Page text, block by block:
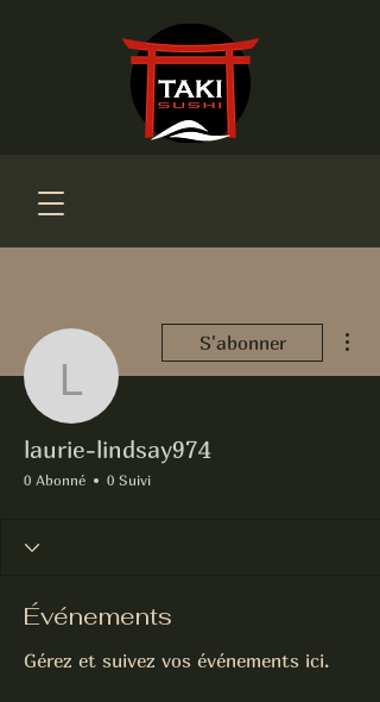
laurie-lindsay974
S'abonner
laurie-lindsay974
0 Abonné 0 Suivi
Événements
Gérez et suivez vos événements ici.